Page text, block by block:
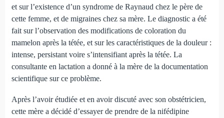
et sur l’existence d’un syndrome de Raynaud chez le père de
cette femme, et de migraines chez sa mère. Le diagnostic a été
fait sur l’observation des modifications de coloration du
mamelon après la tétée, et sur les caractéristiques de la douleur :
intense, persistant voire s’intensifiant après la tétée. La
consultante en lactation a donné à la mère de la documentation
scientifique sur ce problème.
Après l’avoir étudiée et en avoir discuté avec son obstétricien,
cette mère a décidé d’essayer de prendre de la nifédipine